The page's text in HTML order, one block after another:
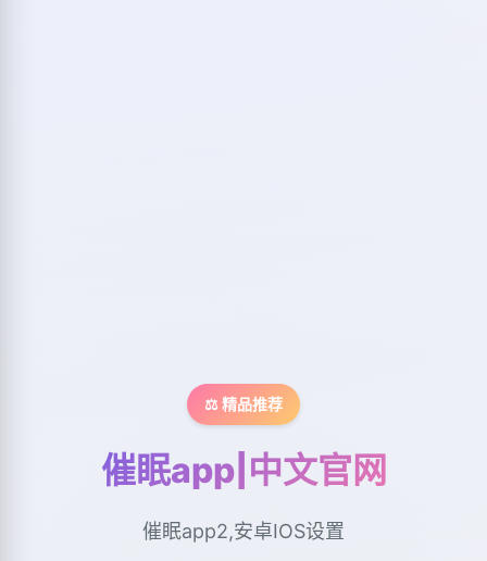
⚖️ 精品推荐
催眠app|中文官网
催眠app2,安卓IOS设置